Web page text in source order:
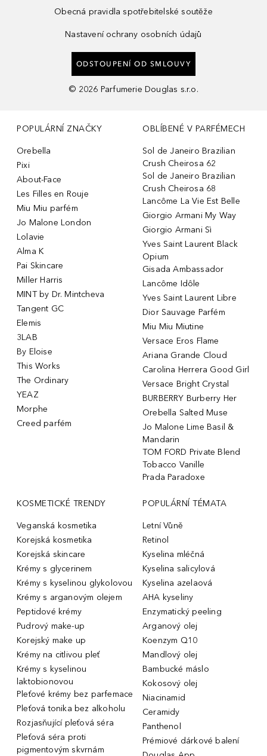
Obecná pravidla spotřebitelské soutěže
Nastavení ochrany osobních údajů
ODSTOUPENÍ OD SMLOUVY
© 2026 Parfumerie Douglas s.r.o.
POPULÁRNÍ ZNAČKY
Orebella
Pixi
About-Face
Les Filles en Rouje
Miu Miu parfém
Jo Malone London
Lolavie
Alma K
Pai Skincare
Miller Harris
MINT by Dr. Mintcheva
Tangent GC
Elemis
3LAB
By Eloise
This Works
The Ordinary
YEAZ
Morphe
Creed parfém
OBLÍBENÉ V PARFÉMECH
Sol de Janeiro Brazilian
Crush Cheirosa 62
Sol de Janeiro Brazilian
Crush Cheirosa 68
Lancôme La Vie Est Belle
Giorgio Armani My Way
Giorgio Armani Sì
Yves Saint Laurent Black
Opium
Gisada Ambassador
Lancôme Idôle
Yves Saint Laurent Libre
Dior Sauvage Parfém
Miu Miu Miutine
Versace Eros Flame
Ariana Grande Cloud
Carolina Herrera Good Girl
Versace Bright Crystal
BURBERRY Burberry Her
Orebella Salted Muse
Jo Malone Lime Basil &
Mandarin
TOM FORD Private Blend
Tobacco Vanille
Prada Paradoxe
KOSMETICKÉ TRENDY
Veganská kosmetika
Korejská kosmetika
Korejská skincare
Krémy s glycerinem
Krémy s kyselinou glykolovou
Krémy s arganovým olejem
Peptidové krémy
Pudrový make-up
Korejský make up
Krémy na citlivou pleť
Krémy s kyselinou
laktobionovou
Pleťové krémy bez parfemace
Pleťová tonika bez alkoholu
Rozjasňující pleťová séra
Pleťová séra proti
pigmentovým skvrnám
POPULÁRNÍ TÉMATA
Letní Vůně
Retinol
Kyselina mléčná
Kyselina salicylová
Kyselina azelaová
AHA kyseliny
Enzymatický peeling
Arganový olej
Koenzym Q10
Mandlový olej
Bambucké máslo
Kokosový olej
Niacinamid
Ceramidy
Panthenol
Prémiové dárkové balení